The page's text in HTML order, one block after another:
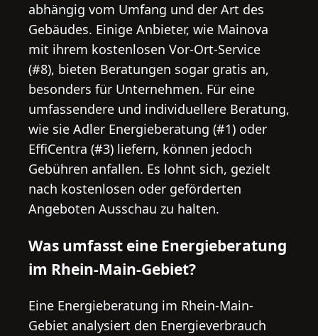
abhängig vom Umfang und der Art des
Gebäudes. Einige Anbieter, wie Mainova
mit ihrem kostenlosen Vor-Ort-Service
(#8), bieten Beratungen sogar gratis an,
besonders für Unternehmen. Für eine
umfassendere und individuellere Beratung,
wie sie Adler Energieberatung (#1) oder
EffiCentra (#3) liefern, können jedoch
Gebühren anfallen. Es lohnt sich, gezielt
nach kostenlosen oder geförderten
Angeboten Ausschau zu halten.
Was umfasst eine Energieberatung
im Rhein-Main-Gebiet?
Eine Energieberatung im Rhein-Main-
Gebiet analysiert den Energieverbrauch